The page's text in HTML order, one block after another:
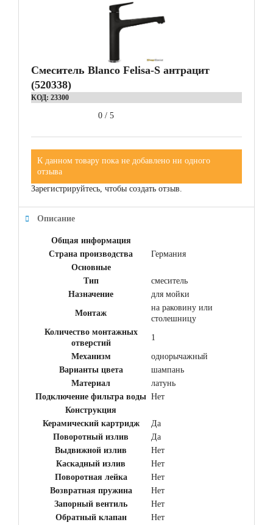
Смеситель Blanco Felisa-S антрацит
(520338)
КОД: 23300
0 / 5
К данном товару пока не добавлено ни одного
отзыва
Зарегистрируйтесь, чтобы создать отзыв.
Описание
Общая информация
Страна производства
Германия
Основные
Тип
смеситель
Назначение
для мойки
Монтаж
на раковину или
столешницу
Количество монтажных
отверстий
1
Механизм
однорычажный
Варианты цвета
шампань
Материал
латунь
Подключение фильтра воды Нет
Конструкция
Керамический картридж
Да
Поворотный излив
Да
Выдвижной излив
Нет
Каскадный излив
Нет
Поворотная лейка
Нет
Возвратная пружина
Нет
Запорный вентиль
Нет
Обратный клапан
Нет